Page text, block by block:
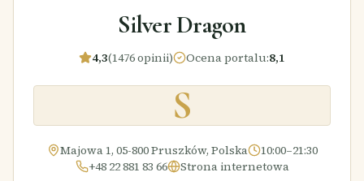
Silver Dragon
4,3(1476 opinii) Ocena portalu:8,1
S
Majowa 1, 05-800 Pruszków, Polska
10:00–21:30
+48 22 881 83 66
Strona internetowa